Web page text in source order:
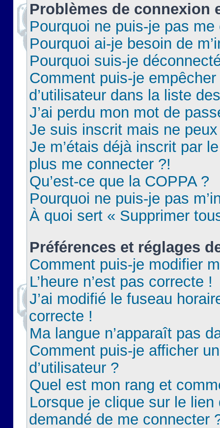
Problèmes de connexion
Pourquoi ne puis-je pas
Pourquoi ai-je besoin de
Pourquoi suis-je
Comment puis-je
d’utilisateur dans la liste
J’ai perdu mon mot de
Je suis inscrit mais ne
Je m’étais déjà inscrit par
plus me connecter ?!
Qu’est-ce que la COPPA ?
Pourquoi ne puis-je pas
À quoi sert « Supprimer
Préférences et réglages
Comment puis-je modifier
L’heure n’est pas correcte !
J’ai modifié le fuseau
correcte !
Ma langue n’apparaît pas
Comment puis-je afficher
d’utilisateur ?
Quel est mon rang et
Lorsque je clique sur le lien
demandé de me connecter